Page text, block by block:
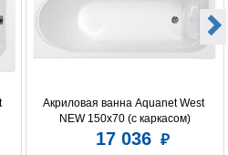
нет
стандартное
массажа
пристенная
Акриловая ванна Aquanet West
NEW 150x70 (с каркасом)
17 036